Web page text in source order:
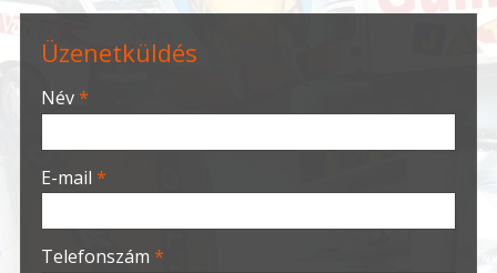
Üzenetküldés
Név*
E-mail *
Telefonszám *